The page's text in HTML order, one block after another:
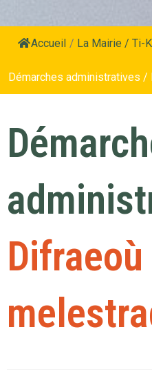
Accueil / La Mairie / Ti-
Démarches administratives
Difraeoù